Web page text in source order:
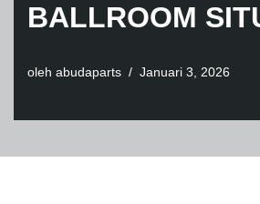
BALLROOM
oleh abudaparts Januari 3, 2026